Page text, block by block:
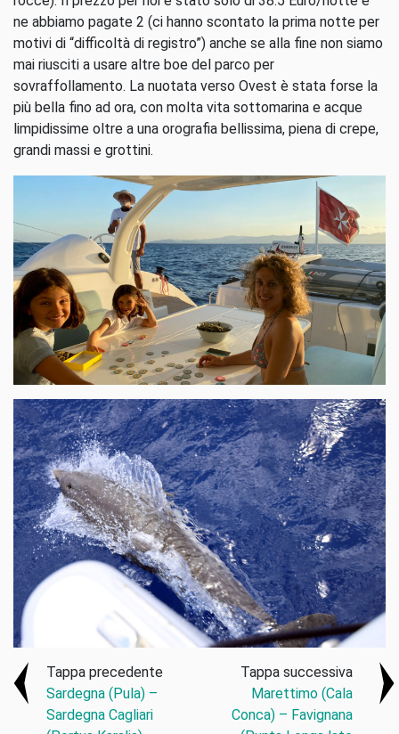
ne abbiamo pagate 2 (ci hanno scontato la prima notte per
motivi di “difficoltà di registro”) anche se alla fine non siamo
mai riusciti a usare altre boe del parco per
sovraffollamento. La nuotata verso Ovest è stata forse la
più bella fino ad ora, con molta vita sottomarina e acque
limpidissime oltre a una orografia bellissima, piena di crepe,
grandi massi e grottini.
Tappa precedente
Sardegna (Pula) –
Sardegna Cagliari
Tappa successiva
Marettimo (Cala
Conca) – Favignana